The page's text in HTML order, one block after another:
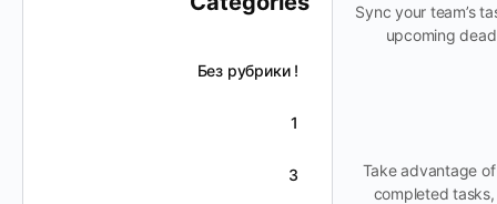
Sync your team’s
upcoming
Take advantage
completed
! Без рубрики
1
3